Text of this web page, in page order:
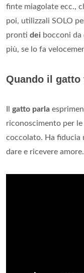
finte miagolate ecc.,
poi, utilizzali SOLO
pronti dei bocconi da
più, se lo fa
Quando il gatto
gatto parla
riconoscimento per
coccolato. Ha fiducia
dare e ricevere amore.